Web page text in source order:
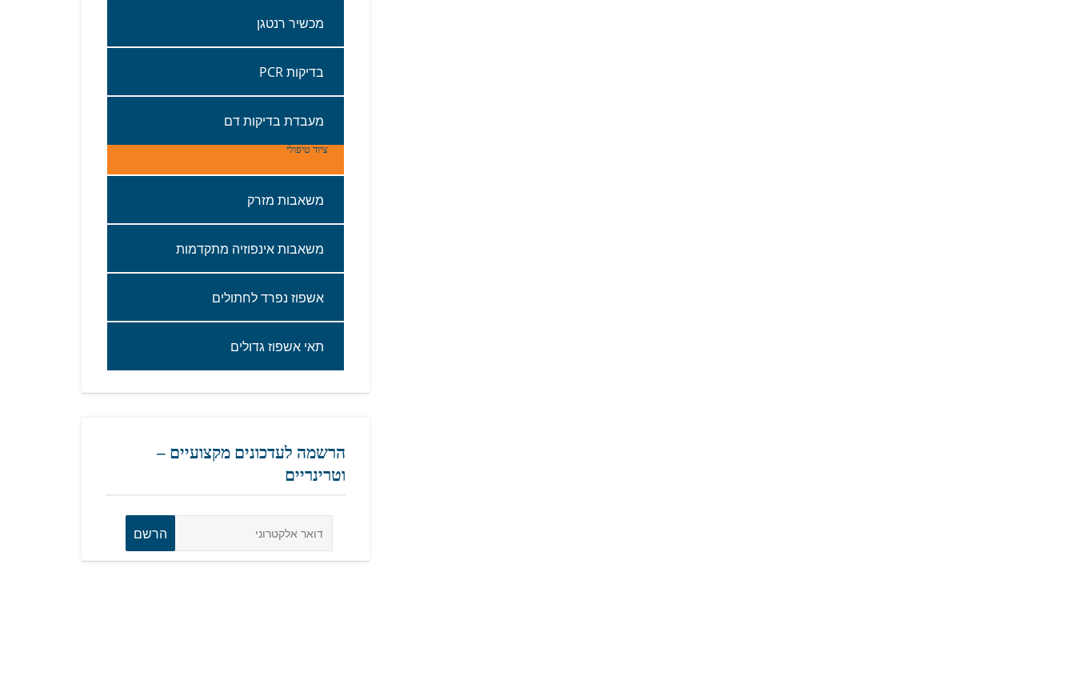
מכשיר‭ ‬רנטגן
בדיקות ‭ ‬ PCR
מעבדת‭ ‬בדיקות‭ ‬דם
ציוד טיפולי
משאבות‭ ‬מזרק
משאבות‭ ‬אינפוזיה‭ ‬מתקדמות
אשפוז‭ ‬נפרד‭ ‬לחתולים
תאי‭ ‬אשפוז‭ ‬גדולים‬
הרשמה לעדכונים מקצועיים –
וטרינריים